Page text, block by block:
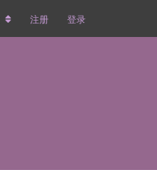
注册 登录